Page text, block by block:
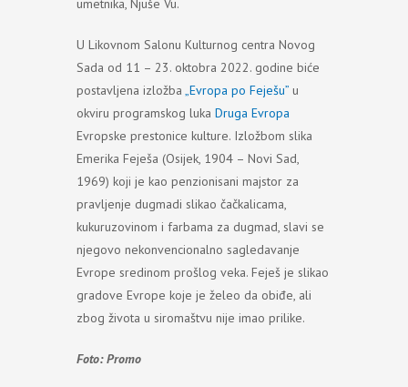
U Likovnom Salonu Kulturnog centra Novog
Sada od 11 – 23. oktobra 2022. godine biće
postavljena izložba „Evropa po Feješu” u
okviru programskog luka Druga Evropa
Evropske prestonice kulture. Izložbom slika
Emerika Feješa (Osijek, 1904 – Novi Sad,
1969) koji je kao penzionisani majstor za
pravljenje dugmadi slikao čačkalicama,
kukuruzovinom i farbama za dugmad, slavi se
njegovo nekonvencionalno sagledavanje
Evrope sredinom prošlog veka. Feješ je slikao
gradove Evrope koje je želeo da obiđe, ali
zbog života u siromaštvu nije imao prilike.
Foto: Promo